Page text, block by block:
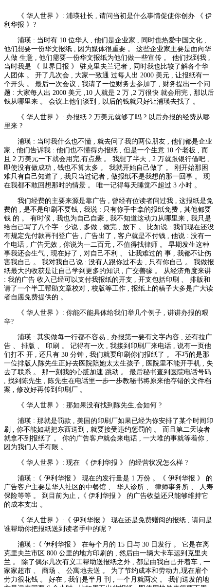
《 华人世界 》: 浦瑛社长 , 请问当初是什么事情促使你创办 《 伊
利华报 》?
浦瑛 : 当时有 10 位华人 , 他们是企业家 , 同时也热爱中国文化 ,
他们想要一份华文报纸 , 因为媒体很重要 。 这些企业家主要是面向华
人做 生意 , 他们需要一份华文报纸为他们做一些宣传 。 他们找到我 ,
当时我是 《 世界日报 》 驻克里夫兰记者 , 同时我也比较了解各个华
人团体 。 开了几次会 , 大家一致通 过每人出 2000 美元 , 让报纸有一
个开头 。 最后一次会议 , 我请了一位财务去参加了 , 财务提出一个问
题 : 大家每人出 2000 美元 ,10 人就是 2 万 ,2 万很快 就会用完 , 那以后
钱从哪里来 。 会议上他们谈到 , 以后的钱就只好让浦瑛去找了 。
《 华人世界 》: 办报纸 2 万美元就够了吗 ? 以后办报的经费从哪
里来 ?
浦瑛 : 当时我什么也不懂 , 就去问了我的两位朋友 , 他们都是企业
家 , 他们告诉我 : 他们也不懂得办报纸 , 但是一个生意 10 个老板 , 而
且 2 万美元一下就会用完,有点悬 。 我想了半天 , 2 万就跟银行借吧 ,
即使没有做成功 , 钱也不算太多 。 我就开始自己做了 。 刚开始那困
难只有自己知道了 , 我只当过记者 , 做报纸不是我想的那一回事 。 现
在我都不敢回想那时的情景 。 唯一记得每天睡觉不超过 3 小时 。
我们经费的主要来源是靠广告 , 曾经有位读者问过我 , 这报纸是免
费的 , 是不是印刷不要钱 , 我说 : 只有你手中拿的报纸免费 , 其他都要
钱 的 。 有时候 , 我也为自己自豪 , 我不知道这动力从哪里来 , 我只是
给自己写了八个字 : 少说 , 多做 , 做完 , 放下 。 比如说 : 我们现在还没
有规定先付款再刊登广告 , 广告出了 , 客户就是不付钱 , 他说 : 没有一
个电话 , 广告无效 , 你说为一二百元 , 不值得找律师 。 早期发生这种
事我还会生气 , 现在好了 , 对自己不利 、 让我难过的 事 , 我都不让伤
害我自己 。 我对我自己说 : 没有人跟你过不去 , 只有你自己 。 我做报
纸最大的收获是让自己学到更多的知识 , 广交善缘 。 从经济角度来讲
: 我的广告 收入已经可以支付我报纸的开支 , 开支包括印刷 、 排版和
请了一个半工帮助文章校对 , 校版等工作 , 报纸上的稿子大多是广大读
者自愿免费提供的 。
《 华人世界 》: 你能不能具体给我们举几个例子 , 讲讲办报的艰
辛?
浦瑛 : 其实做每一行都不容易 , 办报第一要有文字内容 , 还有拉广
告 、 排版 、 印刷 。 记得有一次 , 我接到印刷厂来电话 , 说有一页他
们打不 开 , 还只有 30 分钟 , 我们就要印刷你们报纸了 。 不巧的是那
一位排版人陈先生正好去医院陪她太太生孩子 , 医院里不能开手机 , 失
去了联系 。 那一刻我的心脏加速 跳动 。 最后秘书查到医院电话号码
, 找到陈先生 , 陈先生在电话里一步一步教秘书将原来他存错的文件档
案 , 修改好再传到印刷厂 。
《 华人世界 》: 那如果没有找到陈先生,会如何 ?
浦瑛 : 那就是罚款 , 美国的印刷厂如果已经为你安排了某个时间印
刷 , 你不能如期把东西送到 , 就要接受违约惩罚的 。 而且第二天读者
就拿不到报纸了 。 你的广告客户就会来电话 , 一大堆的事就等着你 ,
因为我们人手有限 。
《 华人世界 》: 现在 《 伊利华报 》 的经营状况怎么样 ?
浦瑛 :《 伊利华报 》 现在的发行量是 1 万份 。《 伊利华报 》 的
广告客户主要是华人社区的中餐馆 、 华人诊所 、 律师事务所 、 人寿
保险等等 。 到目前为止 ,《 伊利华报 》 的广告收益还只能够维持它
的成本支出 。
《 华人世界 》:《 伊利华报 》 现在还是免费赠阅的报纸 , 请问是
谁帮助你把报纸送到读者手中的呢 ?
浦瑛 :《 伊利华报 》 在每个月的 15 日与 30 日发行 。 它是在离
克里夫兰市区 800 公里的地方印刷的 , 然后由一辆大卡车运到克里夫
兰 。 除了偶尔几次有义工帮助送报纸之外 , 都是由我自己开着车 , 一
家家超市 、 商场 、 公寓地去送 。 为了节约成本和劳动力,现在雇个
劳力很花钱 。 好在 , 我们是半月 刊 , 一个月就两次 。 我们送发的地